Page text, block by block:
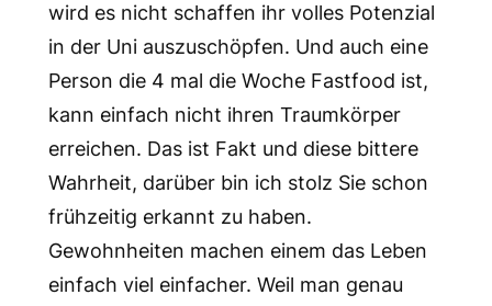
wird es nicht schaffen ihr volles Potenzial
in der Uni auszuschöpfen. Und auch eine
Person die 4 mal die Woche Fastfood ist,
kann einfach nicht ihren Traumkörper
erreichen. Das ist Fakt und diese bittere
Wahrheit, darüber bin ich stolz Sie schon
frühzeitig erkannt zu haben.
Gewohnheiten machen einem das Leben
einfach viel einfacher. Weil man genau